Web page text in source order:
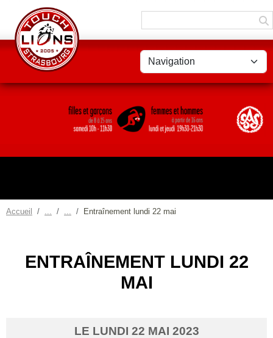
Accueil Entraînement lundi 22 mai
ENTRAÎNEMENT LUNDI 22
MAI
LE LUNDI 22 MAI 2023
Panneau de gestion des cookies